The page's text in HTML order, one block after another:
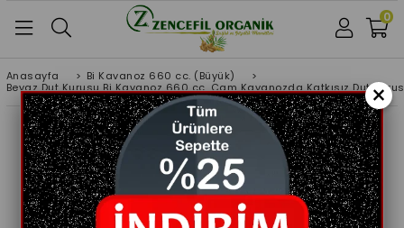
0
Anasayfa > Bi Kavanoz 660 cc. (Büyük)
>
Beyaz Dut Kurusu Bi Kavanoz 660 cc. Cam Kavanozda Katkısız Dut×